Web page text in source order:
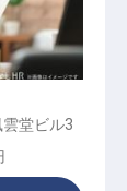
堂ビル3